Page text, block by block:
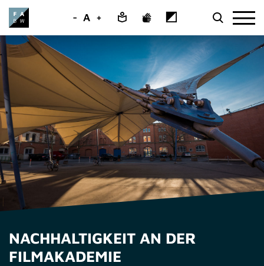
- A +
NACHHALTIGKEIT AN DER
FILMAKADEMIE